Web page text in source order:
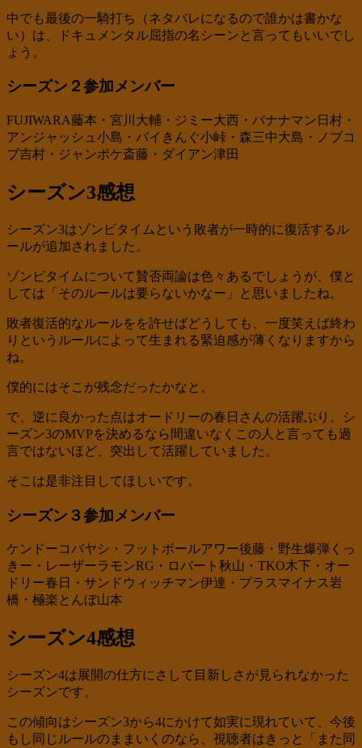
中でも最後の一騎打ち（ネタバレになるので誰かは書かな
い）は、ドキュメンタル屈指の名シーンと言ってもいいでし
ょう。
シーズン２参加メンバー
FUJIWARA藤本・宮川大輔・ジミー大西・バナナマン日村・
アンジャッシュ小島・バイきんぐ小峠・森三中大島・ノブコ
ブ吉村・ジャンポケ斎藤・ダイアン津田
シーズン3感想
シーズン3はゾンビタイムという敗者が一時的に復活するル
ールが追加されました。
ゾンビタイムについて賛否両論は色々あるでしょうが、僕と
しては「そのルールは要らないかなー」と思いましたね。
敗者復活的なルールをを許せばどうしても、一度笑えば終わ
りというルールによって生まれる緊迫感が薄くなりますから
ね。
僕的にはそこが残念だったかなと。
で、逆に良かった点はオードリーの春日さんの活躍ぶり。シ
ーズン3のMVPを決めるなら間違いなくこの人と言っても過
言ではないほど、突出して活躍していました。
そこは是非注目してほしいです。
シーズン３参加メンバー
ケンドーコバヤシ・フットボールアワー後藤・野生爆弾くっ
きー・レーザーラモンRG・ロバート秋山・TKO木下・オー
ドリー春日・サンドウィッチマン伊達・プラスマイナス岩
橋・極楽とんぼ山本
シーズン4感想
シーズン4は展開の仕方にさして目新しさが見られなかった
シーズンです。
この傾向はシーズン3から4にかけて如実に現れていて、今後
もし同じルールのままいくのなら、視聴者はきっと「また同